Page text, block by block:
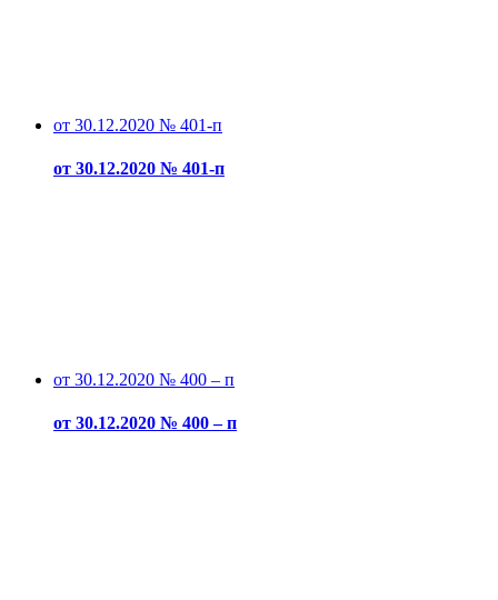
от 30.12.2020 № 401-п
от 30.12.2020 № 401-п
от 30.12.2020 № 400 – п
от 30.12.2020 № 400 – п